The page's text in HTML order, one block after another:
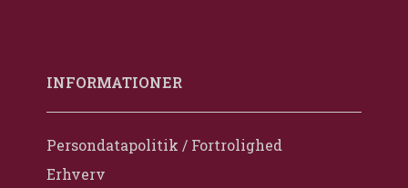
INFORMATIONER
Persondatapolitik / Fortrolighed
Erhverv